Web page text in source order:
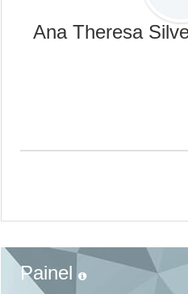
Ana Theresa
Painel